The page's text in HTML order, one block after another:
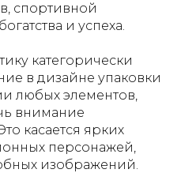
спортивной
и успеха.
категорически
в дизайне упаковки
любых элементов,
внимание
касается ярких
персонажей,
изображений.